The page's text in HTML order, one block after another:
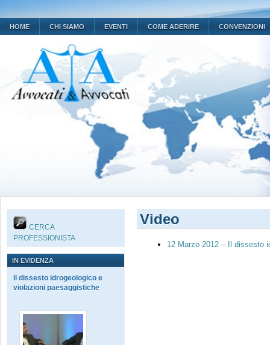
HOME CHI SIAMO EVENTI COME ADERIRE CONVENZIONI
CERCA
PROFESSIONISTA
IN EVIDENZA
Il dissesto idrogeologico e
violazioni paesaggistiche
Video
12 Marzo 2012 – Il dissesto